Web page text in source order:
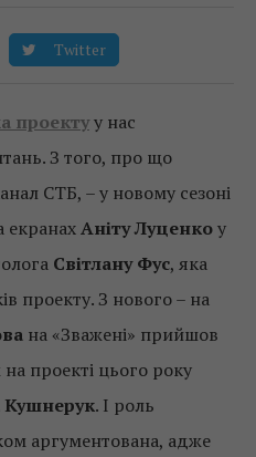
Twitter
проектуу нас
З того, про що
СТБ, – у новому сезоні
екранахАніту Луценкоу
Світлану Фус, яка
проекту. З нового – на
на «Зважені» прийшов
проекті цього року
. І роль
аргументована, адже